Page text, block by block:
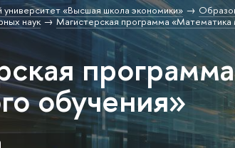
«Высшая школа экономики»
наук Магистерская программа «Математика
обучения»